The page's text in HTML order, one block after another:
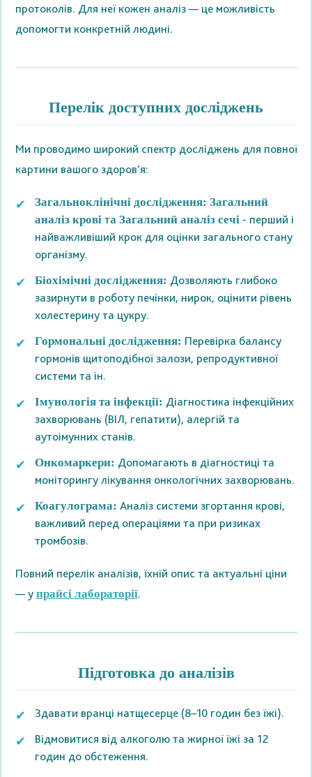
протоколів. Для неї кожен аналіз — це можливість
допомогти конкретній людині.
Перелік доступних досліджень
Ми проводимо широкий спектр досліджень для повної
картини вашого здоров'я:
Загальноклінічні дослідження: Загальний
аналіз кровіта Загальний аналіз сечі- перший і
найважливіший крок для оцінки загального стану
організму.
Біохімічні дослідження: Дозволяють глибоко
зазирнути в роботу печінки, нирок, оцінити рівень
холестерину та цукру.
Гормональні дослідження: Перевірка балансу
гормонів щитоподібної залози, репродуктивної
системи та ін.
Імунологія та інфекції: Діагностика інфекційних
захворювань (ВІЛ, гепатити), алергій та
аутоімунних станів.
Онкомаркери: Допомагають в діагностиці та
моніторингу лікування онкологічних захворювань.
Коагулограма: Аналіз системи згортання крові,
важливий перед операціями та при ризиках
тромбозів.
Повний перелік аналізів, їхній опис та актуальні ціни
— у прайсі лабораторії.
Підготовка до аналізів
Здавати вранці натщесерце (8–10 годин без їжі).
Відмовитися від алкоголю та жирної їжі за 12
годин до обстеження.